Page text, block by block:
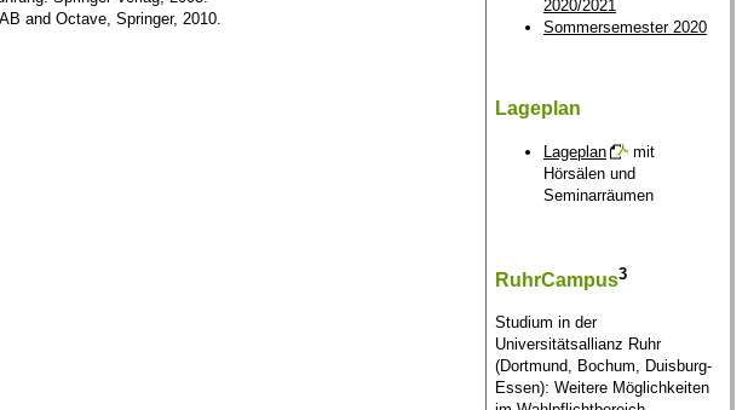
and Octave, Springer, 2010.
2020/2021
Sommersemester 2020
Lageplan
Lageplan
mit
Hörsälen und
Seminarräumen
RuhrCampus3
Studium in der
Universitätsallianz Ruhr
(Dortmund, Bochum, Duisburg-
Essen): Weitere Möglichkeiten